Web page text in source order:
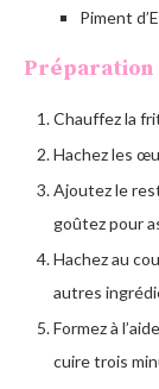
Piment
Préparation
Chauffez la
Hachez les
Ajoutez le
goûtez pour
Hachez au
autres
Formez à
cuire trois